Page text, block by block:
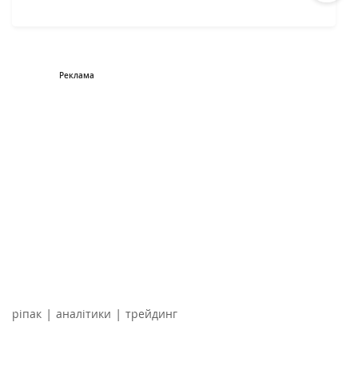
ріпак | аналітики | трейдинг